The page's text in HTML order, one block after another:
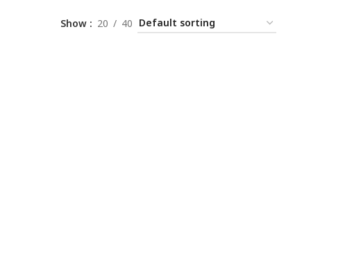
Show 20 40